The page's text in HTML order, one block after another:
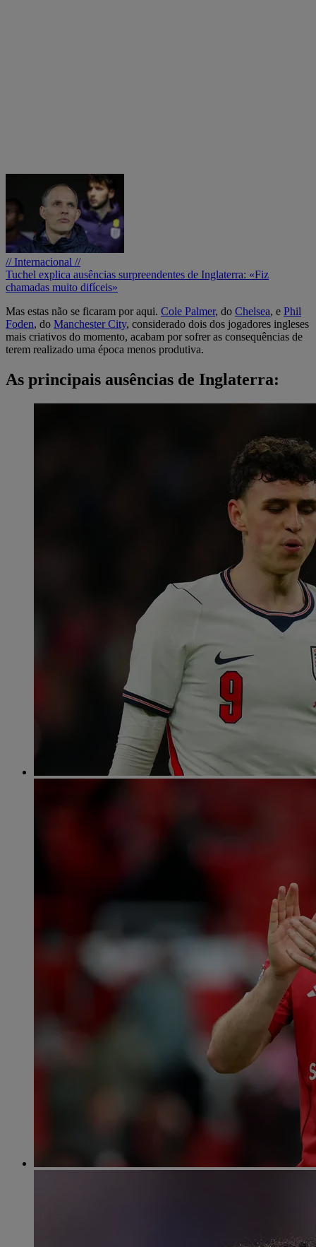
// Internacional //
Tuchel explica ausências surpreendentes de Inglaterra: «Fiz
chamadas muito difíceis»
Mas estas não se ficaram por aqui. Cole Palmer, do Chelsea, e Phil
Foden, do Manchester City, considerado dois dos jogadores ingleses
mais criativos do momento, acabam por sofrer as consequências de
terem realizado uma época menos produtiva.
As principais ausências de Inglaterra: